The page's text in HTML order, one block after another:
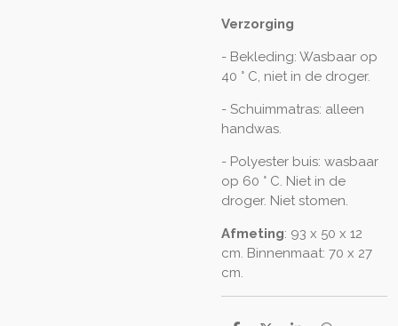
Verzorging
- Bekleding: Wasbaar op
40 ° C, niet in de droger.
- Schuimmatras: alleen
handwas.
- Polyester buis: wasbaar
op 60 ° C. Niet in de
droger. Niet stomen.
Afmeting: 93 x 50 x 12
cm. Binnenmaat: 70 x 27
cm.